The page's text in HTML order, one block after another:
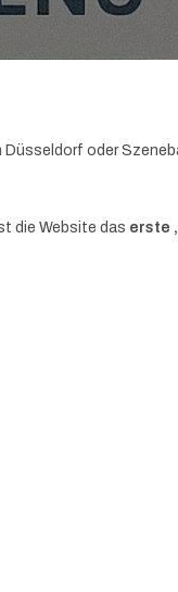
oder
die Website das erste